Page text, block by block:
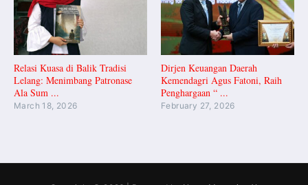
Relasi Kuasa di Balik Tradisi
Lelang: Menimbang Patronase
Ala Sum ...
March 18, 2026
Dirjen Keuangan Daerah
Kemendagri Agus Fatoni, Raih
Penghargaan “ ...
February 27, 2026